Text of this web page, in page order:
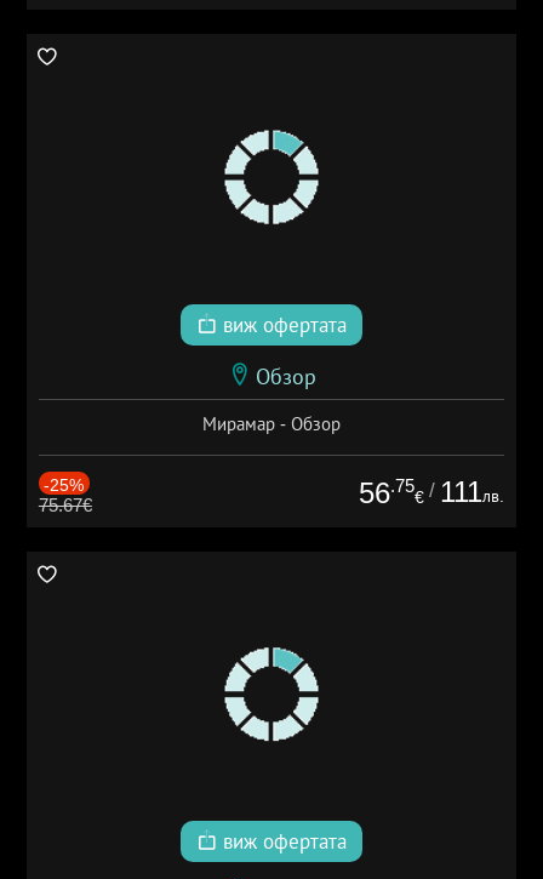
виж офертата
Обзор
Мирамар - Обзор
-25%
75.67€ 56.75
€ / 111лв.
виж офертата